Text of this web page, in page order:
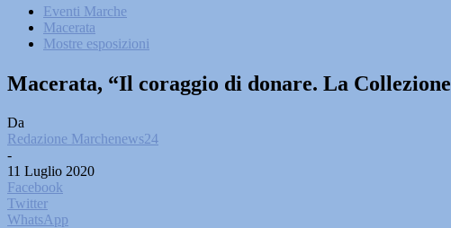
Eventi Marche
Macerata
Mostre esposizioni
Macerata, “Il coraggio di donare. La
Da
Redazione Marchenews24
-
11 Luglio 2020
Facebook
Twitter
WhatsApp